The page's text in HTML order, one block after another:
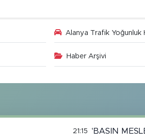
Alanya Trafik Yoğunluk
Haber Arşivi
21:15 'BASIN